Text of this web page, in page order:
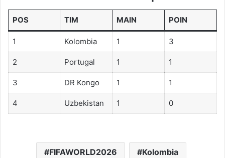
POS TIM MAIN POIN
1 Kolombia 1 3
2 Portugal 1 1
3 DR Kongo 1 1
4 Uzbekistan 1 0
FIFAWORLD2026 Kolombia